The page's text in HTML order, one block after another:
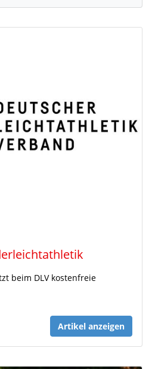
beim DLV kostenfreie
Artikel anzeigen